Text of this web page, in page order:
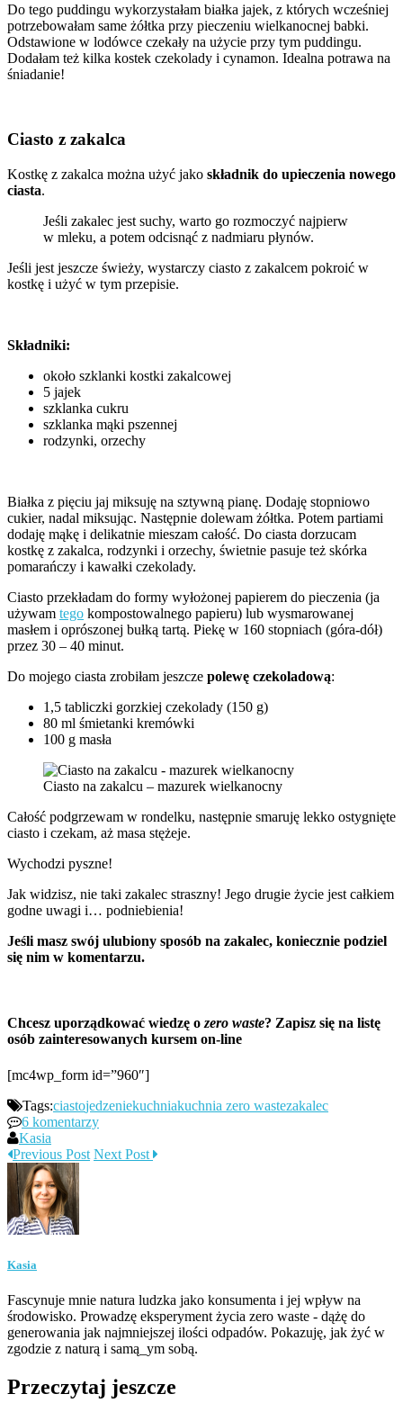
Do tego puddingu wykorzystałam białka jajek, z których wcześniej
potrzebowałam same żółtka przy pieczeniu wielkanocnej babki.
Odstawione w lodówce czekały na użycie przy tym puddingu.
Dodałam też kilka kostek czekolady i cynamon. Idealna potrawa na
śniadanie!
Ciasto z zakalca
Kostkę z zakalca można użyć jako składnik do upieczenia nowego
ciasta.
Jeśli zakalec jest suchy, warto go rozmoczyć najpierw
w mleku, a potem odcisnąć z nadmiaru płynów.
Jeśli jest jeszcze świeży, wystarczy ciasto z zakalcem pokroić w
kostkę i użyć w tym przepisie.
Składniki:
około szklanki kostki zakalcowej
5 jajek
szklanka cukru
szklanka mąki pszennej
rodzynki, orzechy
Białka z pięciu jaj miksuję na sztywną pianę. Dodaję stopniowo
cukier, nadal miksując. Następnie dolewam żółtka. Potem partiami
dodaję mąkę i delikatnie mieszam całość. Do ciasta dorzucam
kostkę z zakalca, rodzynki i orzechy, świetnie pasuje też skórka
pomarańczy i kawałki czekolady.
Ciasto przekładam do formy wyłożonej papierem do pieczenia (ja
używam tego kompostowalnego papieru) lub wysmarowanej
masłem i oprószonej bułką tartą. Piekę w 160 stopniach (góra-dół)
przez 30 – 40 minut.
Do mojego ciasta zrobiłam jeszcze polewę czekoladową:
1,5 tabliczki gorzkiej czekolady (150 g)
80 ml śmietanki kremówki
100 g masła
Ciasto na zakalcu – mazurek wielkanocny
Całość podgrzewam w rondelku, następnie smaruję lekko ostygnięte
ciasto i czekam, aż masa stężeje.
Wychodzi pyszne!
Jak widzisz, nie taki zakalec straszny! Jego drugie życie jest całkiem
godne uwagi i… podniebienia!
Jeśli masz swój ulubiony sposób na zakalec, koniecznie podziel
się nim w komentarzu.
Chcesz uporządkować wiedzę o zero waste? Zapisz się na listę
osób zainteresowanych kursem on-line
[mc4wp_form id=”960″]
Tags:ciastojedzeniekuchniakuchnia zero wastezakalec
6 komentarzy
Kasia
Previous Post Next Post
Kasia
Fascynuje mnie natura ludzka jako konsumenta i jej wpływ na
środowisko. Prowadzę eksperyment życia zero waste - dążę do
generowania jak najmniejszej ilości odpadów. Pokazuję, jak żyć w
zgodzie z naturą i samą_ym sobą.
Przeczytaj jeszcze